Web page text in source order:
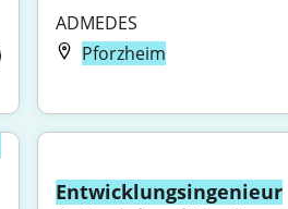
ADMEDES
Pforzheim
Entwicklungsingenieur